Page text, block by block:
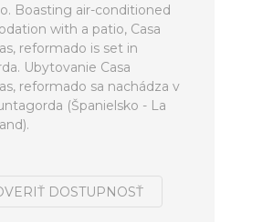
Boasting air-conditioned
with a patio, Casa
reformado is set in
Ubytovanie Casa
reformado sa nachádza v
(Španielsko - La
DOSTUPNOSŤ